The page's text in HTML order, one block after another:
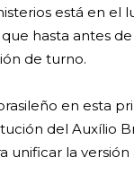
está en el
hasta antes
de turno.
en esta
del Auxílio
unificar la